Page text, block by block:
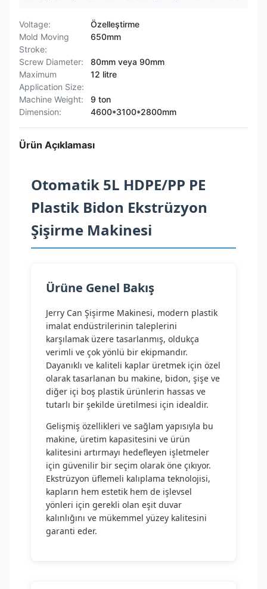
Voltage:
Özelleştirme
Mold Moving
Stroke:
650mm
Screw Diameter:
80mm veya 90mm
Maximum
Application Size:
12 litre
Machine Weight:
9 ton
Dimension:
4600*3100*2800mm
Ürün Açıklaması
Otomatik 5L HDPE/PP PE
Plastik Bidon Ekstrüzyon
Şişirme Makinesi
Ürüne Genel Bakış
Jerry Can Şişirme Makinesi, modern plastik
imalat endüstrilerinin taleplerini
karşılamak üzere tasarlanmış, oldukça
verimli ve çok yönlü bir ekipmandır.
Dayanıklı ve kaliteli kaplar üretmek için özel
olarak tasarlanan bu makine, bidon, şişe ve
diğer içi boş plastik ürünlerin hassas ve
tutarlı bir şekilde üretilmesi için idealdir.
Gelişmiş özellikleri ve sağlam yapısıyla bu
makine, üretim kapasitesini ve ürün
kalitesini artırmayı hedefleyen işletmeler
için güvenilir bir seçim olarak öne çıkıyor.
Ekstrüzyon üflemeli kalıplama teknolojisi,
kapların hem estetik hem de işlevsel
yönleri için gerekli olan eşit duvar
kalınlığını ve mükemmel yüzey kalitesini
garanti eder.